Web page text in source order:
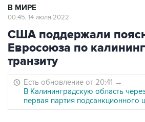
В МИРЕ
00:45, 14 июля 2022
США поддержали
Евросоюза по
транзиту
Есть обновление от 20:41 →
В Калининградскую область
первая партия подсанкционного